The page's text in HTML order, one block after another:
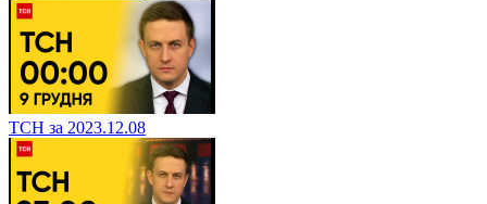
ТСН за 2023.12.08